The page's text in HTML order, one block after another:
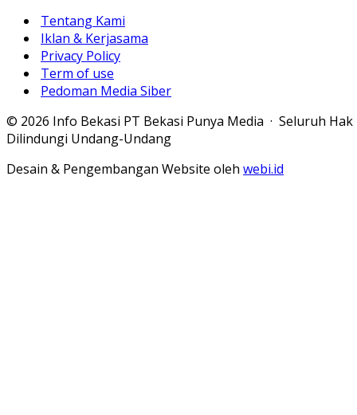
Tentang Kami
Iklan & Kerjasama
Privacy Policy
Term of use
Pedoman Media Siber
© 2026 Info Bekasi PT Bekasi Punya Media · Seluruh Hak
Dilindungi Undang-Undang
Desain & Pengembangan Website oleh webi.id